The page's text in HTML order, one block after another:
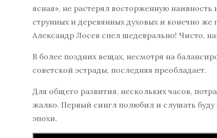
ясная», не растерял восторженную
струнных и деревянных духовых и конечно
Александр Лосев спел шедеврально! Чисто,
В более поздних вещах, несмотря на
советской эстрады, последняя преобладает.
Для общего развития, нескольких часов,
жалко. Первый сингл полюбил и слушать
эпохи.